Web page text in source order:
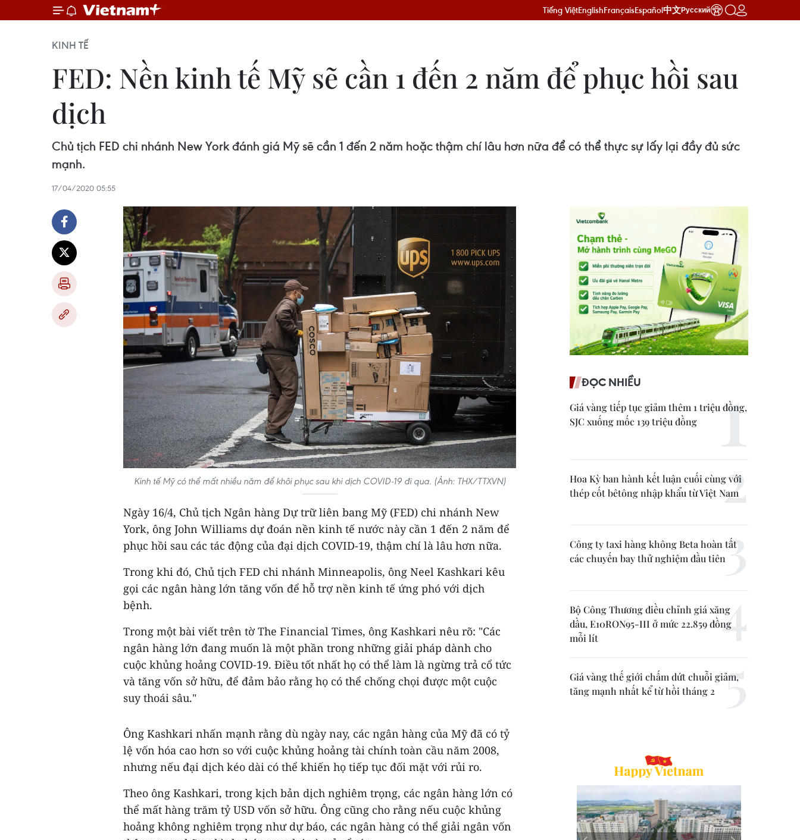
Tiếng ViệtEnglishFrançaisEspañol中文Русский
KINH TẾ
FED: Nền kinh tế Mỹ sẽ cần 1 đến 2 năm để phục hồi sau
dịch
Chủ tịch FED chi nhánh New York đánh giá Mỹ sẽ cần 1 đến 2 năm hoặc thậm chí lâu hơn nữa để có thể thực sự lấy lại đầy đủ sức
mạnh.
17/04/2020 05:55
Kinh tế Mỹ có thể mất nhiều năm để khôi phục sau khi dịch COVID-19 đi qua. (Ảnh: THX/TTXVN)
Ngày 16/4, Chủ tịch Ngân hàng Dự trữ liên bang Mỹ (FED) chi nhánh New
York, ông John Williams dự đoán nền kinh tế nước này cần 1 đến 2 năm để
phục hồi sau các tác động của đại dịch COVID-19, thậm chí là lâu hơn nữa.
Trong khi đó, Chủ tịch FED chi nhánh Minneapolis, ông Neel Kashkari kêu
gọi các ngân hàng lớn tăng vốn để hỗ trợ nền kinh tế ứng phó với dịch
bệnh.
Trong một bài viết trên tờ The Financial Times, ông Kashkari nêu rõ: "Các
ngân hàng lớn đang muốn là một phần trong những giải pháp dành cho
cuộc khủng hoảng COVID-19. Điều tốt nhất họ có thể làm là ngừng trả cổ tức
và tăng vốn sở hữu, để đảm bảo rằng họ có thể chống chọi được một cuộc
suy thoái sâu."
Ông Kashkari nhấn mạnh rằng dù ngày nay, các ngân hàng của Mỹ đã có tỷ
lệ vốn hóa cao hơn so với cuộc khủng hoảng tài chính toàn cầu năm 2008,
nhưng nếu đại dịch kéo dài có thể khiến họ tiếp tục đối mặt với rủi ro.
Theo ông Kashkari, trong kịch bản dịch nghiêm trọng, các ngân hàng lớn có
thể mất hàng trăm tỷ USD vốn sở hữu. Ông cũng cho rằng nếu cuộc khủng
hoảng không nghiêm trọng như dự báo, các ngân hàng có thể giải ngân vốn
ĐỌC NHIỀU
Giá vàng tiếp tục giảm thêm 1 triệu đồng,
SJC xuống mốc 139 triệu đồng
Hoa Kỳ ban hành kết luận cuối cùng với
thép cốt bêtông nhập khẩu từ Việt Nam
Công ty taxi hàng không Beta hoàn tất
các chuyến bay thử nghiệm đầu tiên
Bộ Công Thương điều chỉnh giá xăng
dầu, E10RON95-III ở mức 22.859 đồng
mỗi lít
Giá vàng thế giới chấm dứt chuỗi giảm,
tăng mạnh nhất kể từ hồi tháng 2